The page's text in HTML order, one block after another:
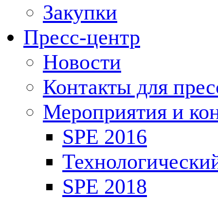
Закупки
Пресс-центр
Новости
Контакты для
Мероприятия и
SPE 2016
SPE 2018